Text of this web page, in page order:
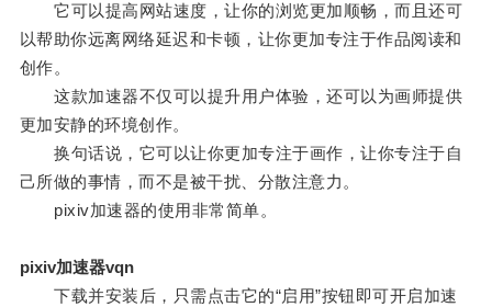
它可以提高网站速度，让你的浏览更加顺畅，而且还可
以帮助你远离网络延迟和卡顿，让你更加专注于作品阅读和
创作。
这款加速器不仅可以提升用户体验，还可以为画师提供
更加安静的环境创作。
换句话说，它可以让你更加专注于画作，让你专注于自
己所做的事情，而不是被干扰、分散注意力。
pixiv加速器的使用非常简单。
pixiv加速器vqn
下载并安装后，只需点击它的“启用”按钮即可开启加速